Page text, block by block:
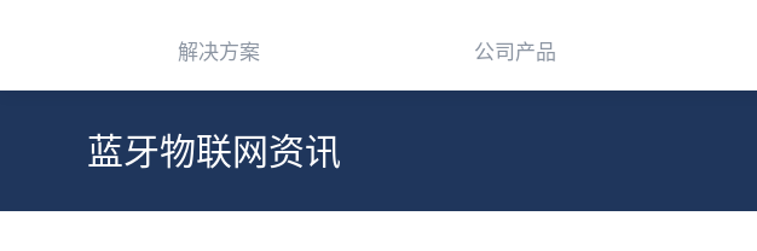
解决方案 公司产品
蓝牙物联网资讯
您在这里：